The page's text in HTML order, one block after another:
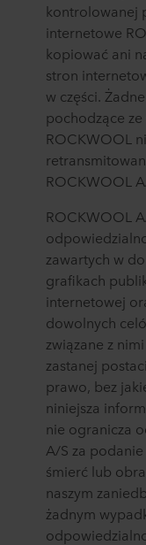
kontrolowanej
internetowe
kopiować ani
stron
w części.
pochodzące
ROCKWOOL
ROCKWOOL
ROCKWOOL
zawartych w
grafikach
internetowej
dowolnych
związane z
zastanej
prawo, bez
niniejsza
nie ogranicza
A/S za
śmierć lub
naszym
żadnym